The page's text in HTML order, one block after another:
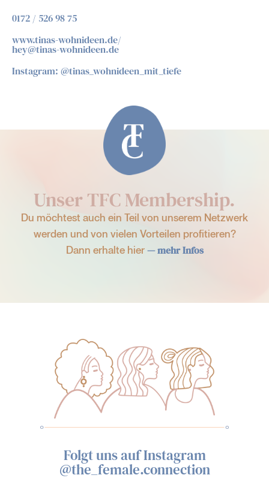
0172 / 526 98 75
www.tinas-wohnideen.de/
hey@tinas-wohnideen.de
Instagram: @tinas_wohnideen_mit_tiefe
Unser TFC Membership.
Du möchtest auch ein Teil von unserem Netzwerk
werden und von vielen Vorteilen profitieren?
Dann erhalte hier — mehr Infos
Folgt uns auf Instagram
@the_female.connection